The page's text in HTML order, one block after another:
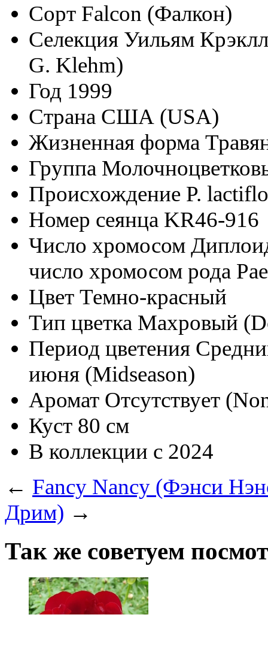
Сорт Falcon (Фалкон)
Селекция Уильям
G. Klehm)
Год 1999
Страна США (USA)
Жизненная форма
Группа
Происхождение P.
Номер сеянца KR46-916
Число хромосом
число хромосом рода
Цвет Темно-красный
Тип цветка Махровый
Период цветения
июня (Midseason)
Аромат Отсутствует
Куст 80 см
В коллекции с 2024
← Fancy Nancy (Фэнси
Дрим) →
Так же советуем